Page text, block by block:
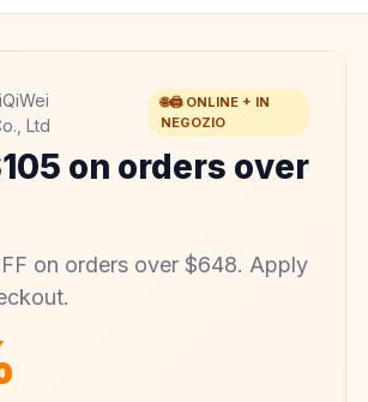
Ltd
🌐🖨️ ONLINE + IN
NEGOZIO
on orders over
on orders over $648. Apply